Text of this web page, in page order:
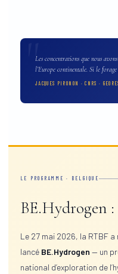
Les concentrations que nous
l’Europe continentale. Si le
JACQUES PIRONON · CNRS ·
LE PROGRAMME · BELGIQUE
BE.Hydrogen :
Le 27 mai 2026, la RTBF
lancé BE.Hydrogen — un
national d’exploration de